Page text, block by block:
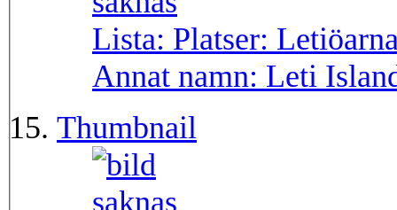
Lista: Platser:
Annat namn: Leti
Thumbnail